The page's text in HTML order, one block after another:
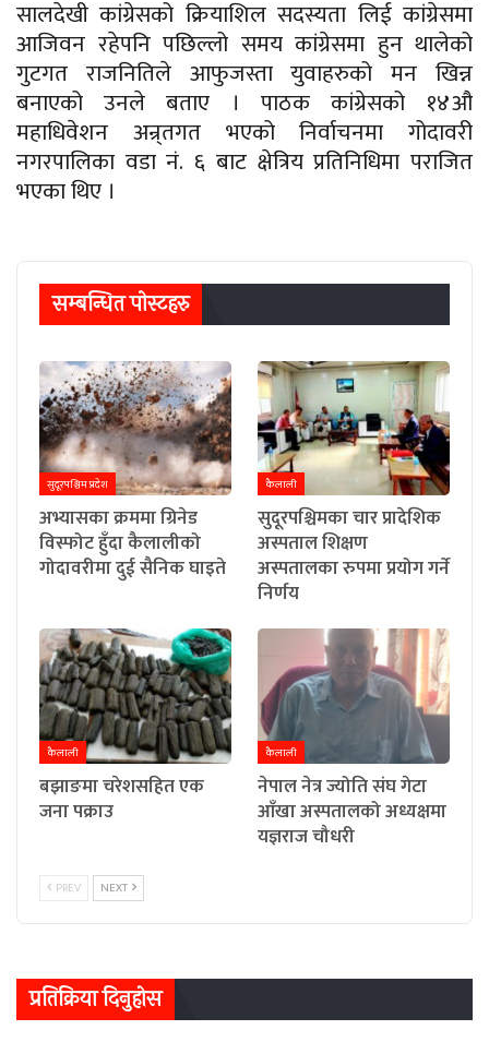
सालदेखी कांग्रेसको क्रियाशिल सदस्यता लिई कांग्रेसमा
आजिवन रहेपनि पछिल्लो समय कांग्रेसमा हुन थालेको
गुटगत राजनितिले आफुजस्ता युवाहरुको मन खिन्न
बनाएको उनले बताए । पाठक कांग्रेसको १४औ
महाधिवेशन अन्र्तगत भएको निर्वाचनमा गोदावरी
नगरपालिका वडा नं. ६ बाट क्षेत्रिय प्रतिनिधिमा पराजित
भएका थिए ।
सम्बन्धित पाेस्टहरु
सुदूरपश्चिम प्रदेश
अभ्यासका क्रममा ग्रिनेड
विस्फोट हुँदा कैलालीको
गोदावरीमा दुई सैनिक घाइते
कैलाली
सुदूरपश्चिमका चार प्रादेशिक
अस्पताल शिक्षण
अस्पतालका रुपमा प्रयोग गर्ने
निर्णय
कैलाली
बझाङमा चरेशसहित एक
जना पक्राउ
कैलाली
नेपाल नेत्र ज्योति संघ गेटा
आँखा अस्पतालको अध्यक्षमा
यज्ञराज चौधरी
PREV NEXT
प्रतिक्रिया दिनुहोस